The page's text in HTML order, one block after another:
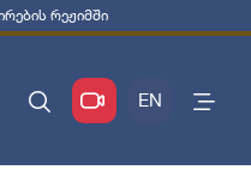
რეჟიმში
EN